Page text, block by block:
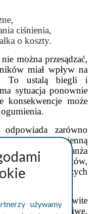
używamy
ciśnienia,
o koszty.
można przesądzać,
miał wpływ na
To ustalą biegli i
sytuacja ponownie
konsekwencje może
zarówno
codzienną
branża
czasu i kosztów,
pierwszych
że całkowite
nie będzie możliwe.